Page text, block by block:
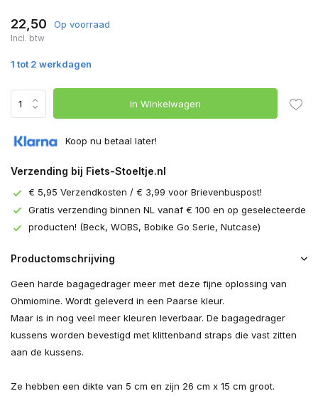
22,50 Op voorraad
Incl. btw
1 tot 2 werkdagen
In Winkelwagen
Koop nu betaal later!
Verzending bij Fiets-Stoeltje.nl
€ 5,95 Verzendkosten / € 3,99 voor Brievenbuspost!
Gratis verzending binnen NL vanaf € 100 en op geselecteerde
producten! (Beck, WOBS, Bobike Go Serie, Nutcase)
Productomschrijving
Geen harde bagagedrager meer met deze fijne oplossing van
Ohmiomine. Wordt geleverd in een Paarse kleur.
Maar is in nog veel meer kleuren leverbaar. De bagagedrager
kussens worden bevestigd met klittenband straps die vast zitten
aan de kussens.
Ze hebben een dikte van 5 cm en zijn 26 cm x 15 cm groot.